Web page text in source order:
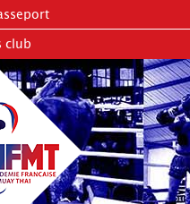
club